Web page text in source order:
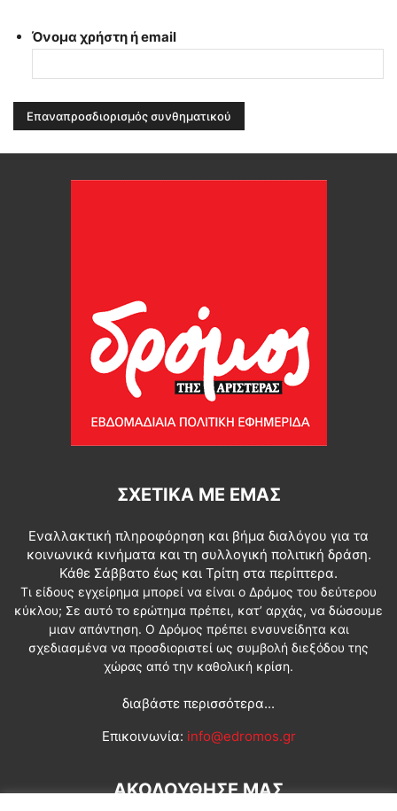
Όνομα χρήστη ή email
ΣΧΕΤΙΚΆ ΜΕ ΕΜΆΣ
Εναλλακτική πληροφόρηση και βήμα διαλόγου για τα
κοινωνικά κινήματα και τη συλλογική πολιτική δράση.
Κάθε Σάββατο έως και Τρίτη στα περίπτερα.
Τι είδους εγχείρημα μπορεί να είναι ο Δρόμος του δεύτερου
κύκλου; Σε αυτό το ερώτημα πρέπει, κατ’ αρχάς, να δώσουμε
μιαν απάντηση. Ο Δρόμος πρέπει ενσυνείδητα και
σχεδιασμένα να προσδιοριστεί ως συμβολή διεξόδου της
χώρας από την καθολική κρίση.
διαβάστε περισσότερα...
Επικοινωνία: info@edromos.gr
ΑΚΟΛΟΥΘΗΣΕ ΜΑΣ